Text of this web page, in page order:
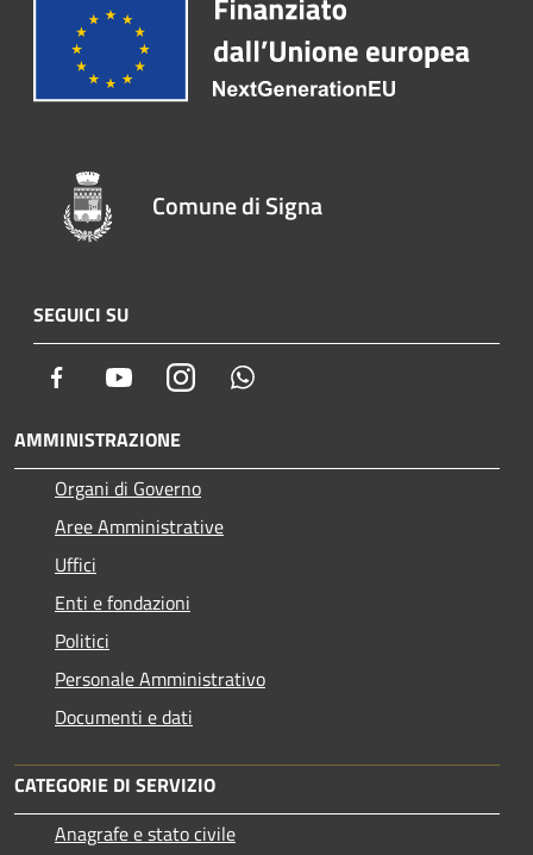
Comune di Signa
SEGUICI SU
Facebook YoutubeInstagram
AMMINISTRAZIONE
Organi di Governo
Aree Amministrative
Uffici
Enti e fondazioni
Politici
Personale Amministrativo
Documenti e dati
CATEGORIE DI SERVIZIO
Anagrafe e stato civile